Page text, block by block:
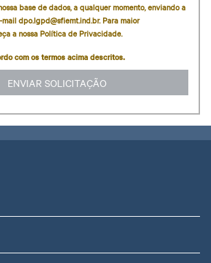
base de dados, a qualquer momento, enviando a
dpo.lgpd@sfiemt.ind.br. Para maior
a nossa Política de Privacidade.
com os termos acima descritos.